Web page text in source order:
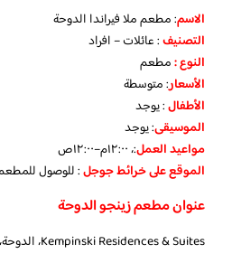
الاسم: مطعم ملا فيراندا الدوحة
التصنيف: عائلات – افراد
النوع :مطعم
الأسعار:متوسطة
الأطفال:يوجد
الموسيقى:يوجد
مواعيد العمل:، ١٢:٠٠م–١٢:٠٠ص
الموقع على خرائط جوجل: للوصول
عنوان مطعم زينجو الدوحة
Kempinski Residences & Suites، الدوحة، قطر